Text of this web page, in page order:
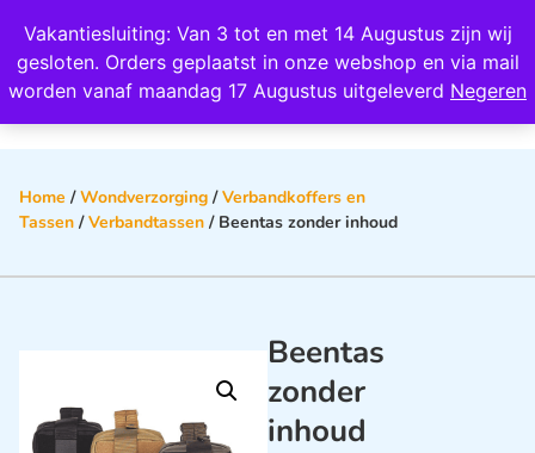
Vakantiesluiting: Van 3 tot en met 14 Augustus zijn wij
gesloten. Orders geplaatst in onze webshop en via mail
worden vanaf maandag 17 Augustus uitgeleverd Negeren
Wij scoren een 4,8 op Google
Home /Wondverzorging /Verbandkoffers en
Tassen /Verbandtassen / Beentas zonder inhoud
Beentas
zonder
inhoud